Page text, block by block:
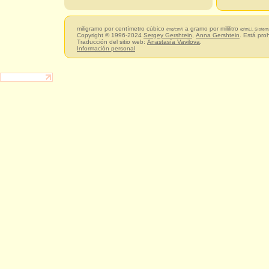
miligramo por centímetro cúbico (mg/cm³) a gramo por mililitro (g/mL),
Copyright © 1996-2024 Sergey Gershtein Anna Gershtein . Está
Traducción del sitio web: Anastasía Vavilova
Información personal